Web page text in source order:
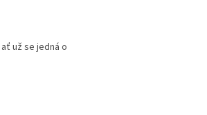
už se jedná o